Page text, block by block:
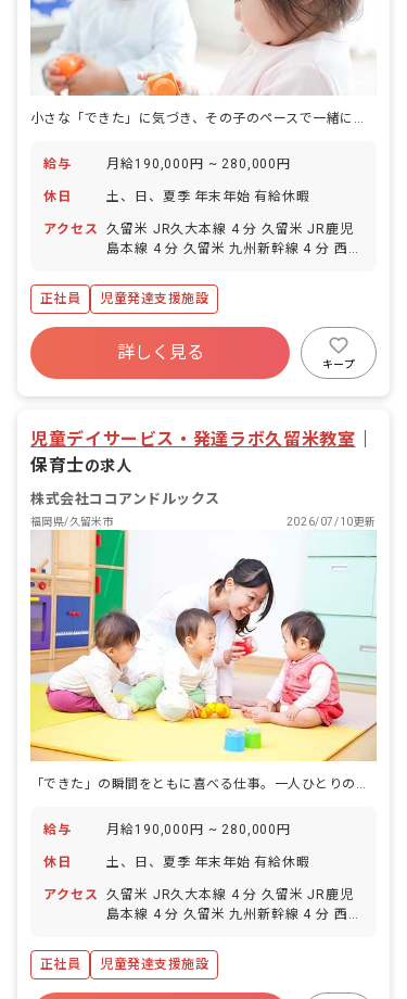
給与 月給190,000円 ~ 280,000円
休日 土、日、夏季 年末年始 有給休暇
アクセス
久留米 JR久大本線 4 分 久留米 JR鹿児
島本線 4 分 久留米 九州新幹線 4 分 西鉄
鉄天神大牟田線 21 分
正社員 児童発達支援施設
詳しく見る
キープ
児童デイサービス・発達ラボ久留米教室
保育士の求人
株式会社ココアンドルックス
福岡県/久留米市 2026/07/10更新
給与 月給190,000円 ~ 280,000円
休日 土、日、夏季 年末年始 有給休暇
アクセス
久留米 JR久大本線 4 分 久留米 JR鹿児
島本線 4 分 久留米 九州新幹線 4 分 西鉄
鉄天神大牟田線 21 分
正社員 児童発達支援施設